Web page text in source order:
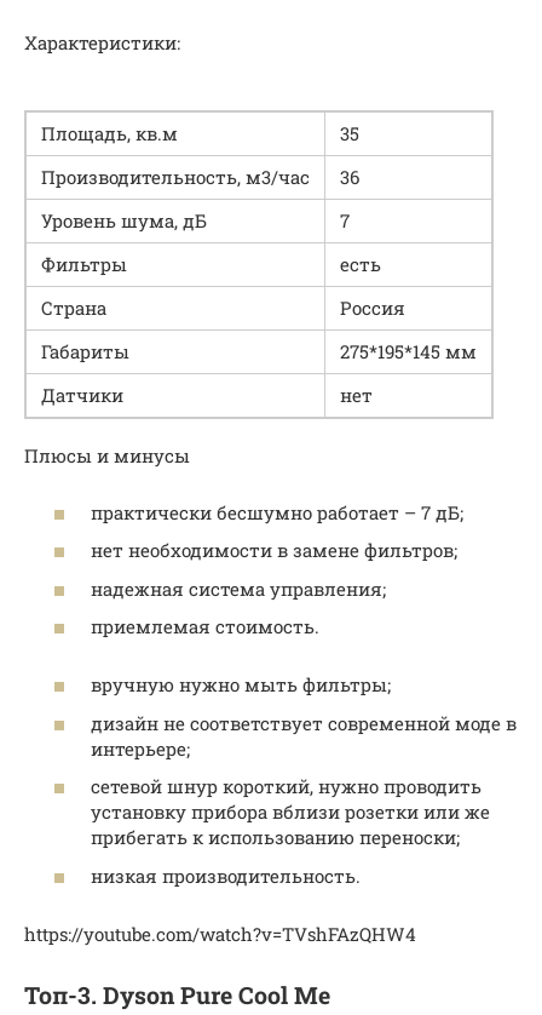
Характеристики:
Площадь, кв.м
35
Производительность, м3/час
36
Уровень шума, дБ
7
Фильтры
есть
Страна
Россия
Габариты
275*195*145 мм
Датчики
нет
Плюсы и минусы
практически бесшумно работает – 7 дБ;
нет необходимости в замене фильтров;
надежная система управления;
приемлемая стоимость.
вручную нужно мыть фильтры;
дизайн не соответствует современной моде в
интерьере;
сетевой шнур короткий, нужно проводить
установку прибора вблизи розетки или же
прибегать к использованию переноски;
низкая производительность.
https://youtube.com/watch?v=TVshFAzQHW4
Топ-3. Dyson Pure Cool Me